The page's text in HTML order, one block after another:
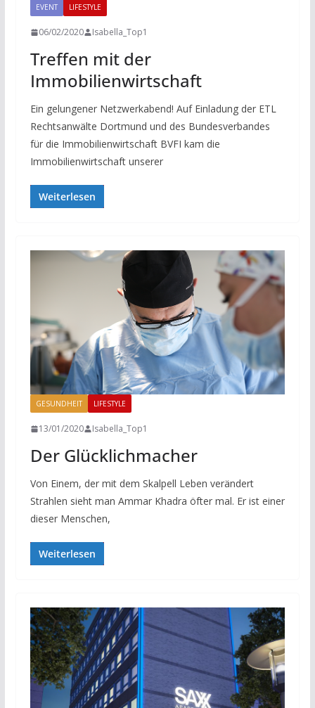
EVENT LIFESTYLE
06/02/2020 Isabella_Top1
Treffen mit der
Immobilienwirtschaft
Ein gelungener Netzwerkabend! Auf Einladung der ETL
Rechtsanwälte Dortmund und des Bundesverbandes
für die Immobilienwirtschaft BVFI kam die
Immobilienwirtschaft unserer
Weiterlesen
GESUNDHEIT LIFESTYLE
13/01/2020 Isabella_Top1
Der Glücklichmacher
Von Einem, der mit dem Skalpell Leben verändert
Strahlen sieht man Ammar Khadra öfter mal. Er ist einer
dieser Menschen,
Weiterlesen